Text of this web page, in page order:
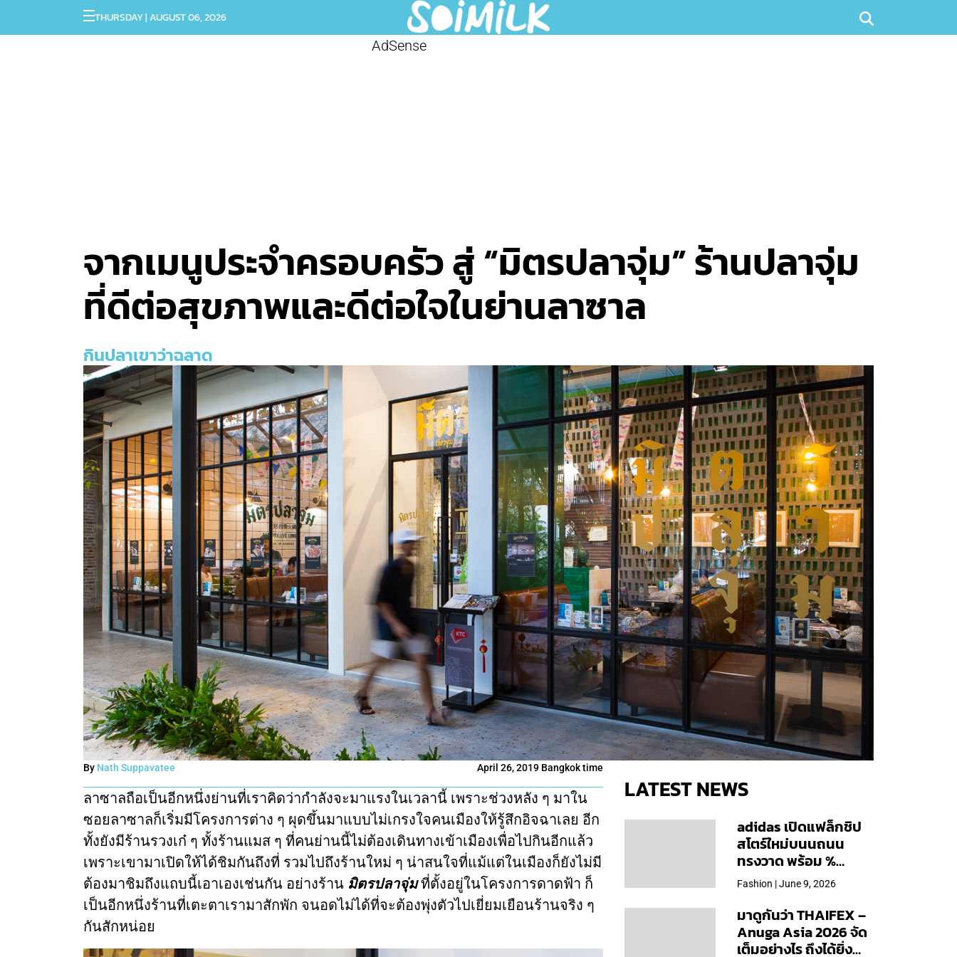
THURSDAY | AUGUST 06, 2026
AdSense
จากเมนูประจำครอบครัว สู่ “มิตรปลาจุ่ม” ร้านปลาจุ่ม
ที่ดีต่อสุขภาพและดีต่อใจในย่านลาซาล
กินปลาเขาว่าฉลาด
By Nath Suppavatee April 26, 2019 Bangkok time
ลาซาลถือเป็นอีกหนึ่งย่านที่เราคิดว่ากำลังจะมาแรงในเวลานี้ เพราะช่วงหลัง ๆ มาใน
ซอยลาซาลก็เริ่มมีโครงการต่าง ๆ ผุดขึ้นมาแบบไม่เกรงใจคนเมืองให้รู้สึกอิจฉาเลย อีก
ทั้งยังมีร้านรวงเก๋ ๆ ทั้งร้านแมส ๆ ที่คนย่านนี้ไม่ต้องเดินทางเข้าเมืองเพื่อไปกินอีกแล้ว
เพราะเขามาเปิดให้ได้ชิมกันถึงที่ รวมไปถึงร้านใหม่ ๆ น่าสนใจที่แม้แต่ในเมืองก็ยังไม่มี
ต้องมาชิมถึงแถบนี้เอาเองเช่นกัน อย่างร้าน มิตรปลาจุ่มที่ตั้งอยู่ในโครงการดาดฟ้า ก็
เป็นอีกหนึ่งร้านที่เตะตาเรามาสักพัก จนอดไม่ได้ที่จะต้องพุ่งตัวไปเยี่ยมเยือนร้านจริง ๆ
กันสักหน่อย
LATEST NEWS
adidas เปิดแฟล็กชิป
สโตร์ใหม่บนนถนน
ทรงวาด พร้อม %
Arabica และคอลเลก
ชันพิเศษเฉพาะสาขา
Fashion | June 9, 2026
มาดูกันว่า THAIFEX –
Anuga Asia 2026 จัด
เต็มอย่างไร ถึงได้ยิ่ง